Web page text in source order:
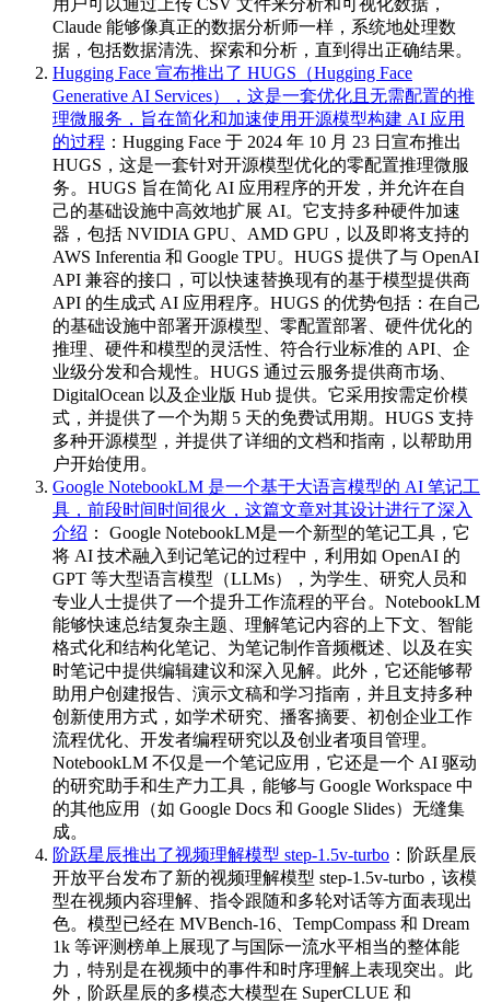
Claude 能够像真正的数据分析师一样，系统地处理数
据，包括数据清洗、探索和分析，直到得出正确结果。
Hugging Face 宣布推出了 HUGS（Hugging Face
Generative AI Services），这是一套优化且无需配置的推
理微服务，旨在简化和加速使用开源模型构建 AI 应用
的过程 ：Hugging Face 于 2024 年 10 月 23 日宣布推出
HUGS，这是一套针对开源模型优化的零配置推理微服
务。HUGS 旨在简化 AI 应用程序的开发，并允许在自
己的基础设施中高效地扩展 AI。它支持多种硬件加速
器，包括 NVIDIA GPU、AMD GPU，以及即将支持的
AWS Inferentia 和 Google TPU。HUGS 提供了与 OpenAI
API 兼容的接口，可以快速替换现有的基于模型提供商
API 的生成式 AI 应用程序。HUGS 的优势包括：在自己
的基础设施中部署开源模型、零配置部署、硬件优化的
推理、硬件和模型的灵活性、符合行业标准的 API、企
业级分发和合规性。HUGS 通过云服务提供商市场、
DigitalOcean 以及企业版 Hub 提供。它采用按需定价模
式，并提供了一个为期 5 天的免费试用期。HUGS 支持
多种开源模型，并提供了详细的文档和指南，以帮助用
户开始使用。
Google NotebookLM 是一个基于大语言模型的 AI 笔记工
具，前段时间时间很火，这篇文章对其设计进行了深入
介绍 ： Google NotebookLM是一个新型的笔记工具，它
将 AI 技术融入到记笔记的过程中，利用如 OpenAI 的
GPT 等大型语言模型（LLMs），为学生、研究人员和
专业人士提供了一个提升工作流程的平台。NotebookLM
能够快速总结复杂主题、理解笔记内容的上下文、智能
格式化和结构化笔记、为笔记制作音频概述、以及在实
时笔记中提供编辑建议和深入见解。此外，它还能够帮
助用户创建报告、演示文稿和学习指南，并且支持多种
创新使用方式，如学术研究、播客摘要、初创企业工作
流程优化、开发者编程研究以及创业者项目管理。
NotebookLM 不仅是一个笔记应用，它还是一个 AI 驱动
的研究助手和生产力工具，能够与 Google Workspace 中
的其他应用（如 Google Docs 和 Google Slides）无缝集
成。
阶跃星辰推出了视频理解模型 step-1.5v-turbo ：阶跃星辰
开放平台发布了新的视频理解模型 step-1.5v-turbo，该模
型在视频内容理解、指令跟随和多轮对话等方面表现出
色。模型已经在 MVBench-16、TempCompass 和 Dream
1k 等评测榜单上展现了与国际一流水平相当的整体能
力，特别是在视频中的事件和时序理解上表现突出。此
外，阶跃星辰的多模态大模型在 SuperCLUE 和